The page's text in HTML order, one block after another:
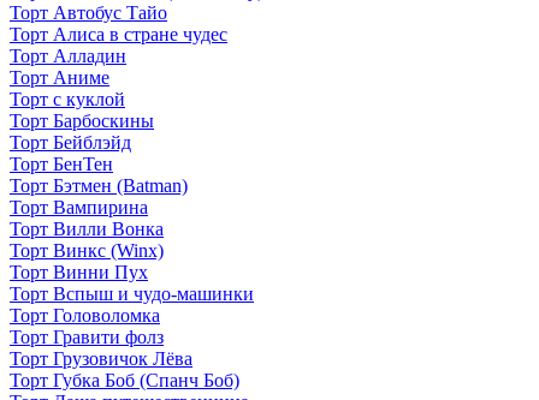
Торт Автобус Тайо
Торт Алиса в стране чудес
Торт Алладин
Торт Аниме
Торт с куклой
Торт Барбоскины
Торт Бейблэйд
Торт БенТен
Торт Бэтмен (Batman)
Торт Вампирина
Торт Вилли Вонка
Торт Винкс (Winx)
Торт Винни Пух
Торт Вспыш и чудо-машинки
Торт Головоломка
Торт Гравити фолз
Торт Грузовичок Лёва
Торт Губка Боб (Спанч Боб)